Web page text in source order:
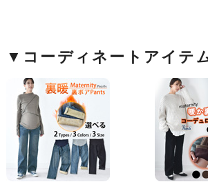
▼コーディネートアイテ